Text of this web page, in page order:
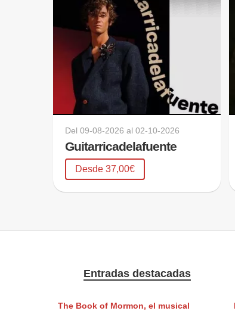
Del09-08-2026 al02-10-2026
Guitarricadelafuente
Desde 37,00€
Entradas destacadas
The Book of Mormon, el musical